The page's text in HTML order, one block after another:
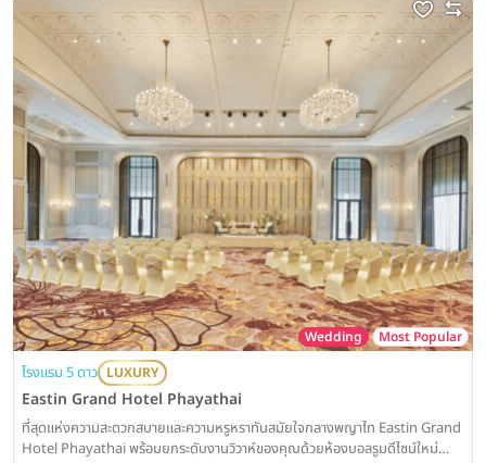
Wedding Most Popular
โรงแรม 5 ดาว LUXURY
Eastin Grand Hotel Phayathai
ที่สุดแห่งความสะดวกสบายและความหรูหราทันสมัยใจกลางพญาไท Eastin Grand
Hotel Phayathai พร้อมยกระดับงานวิวาห์ของคุณด้วยห้องบอลรูมดีไซน์ใหม่